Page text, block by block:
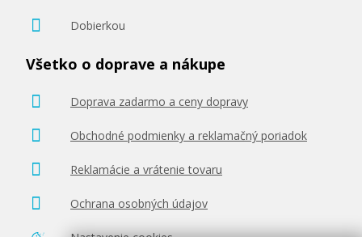
Dobierkou
Všetko o doprave a nákupe
Doprava zadarmo a ceny dopravy
Obchodné podmienky a reklamačný poriadok
Reklamácie a vrátenie tovaru
Ochrana osobných údajov